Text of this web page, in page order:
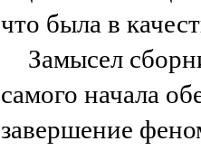
что была в
Замысел
самого начала
завершение